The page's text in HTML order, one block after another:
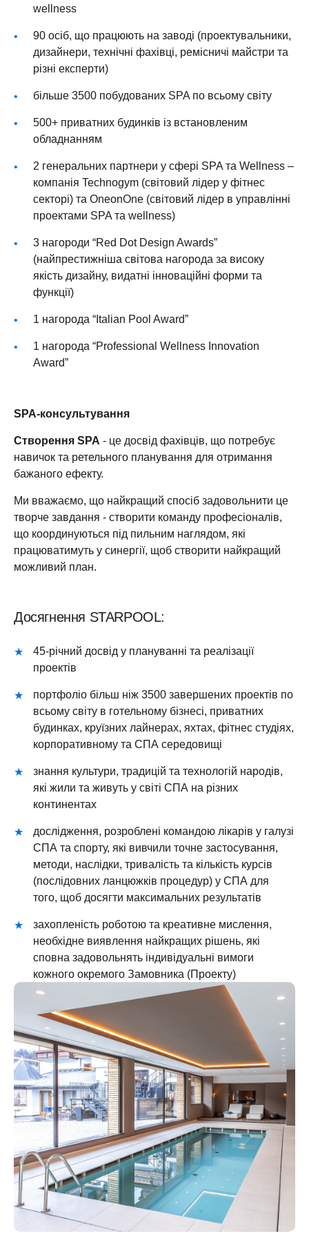
wellness
90 осіб, що працюють на заводі (проектувальники,
дизайнери, технічні фахівці, ремісничі майстри та
різні експерти)
більше 3500 побудованих SPA по всьому світу
500+ приватних будинків із встановленим
обладнанням
2 генеральних партнери у сфері SPA та Wellness –
компанія Technogym (світовий лідер у фітнес
секторі) та OneonOne (світовий лідер в управлінні
проектами SPA та wellness)
3 нагороди “Red Dot Design Awards”
(найпрестижніша світова нагорода за високу
якість дизайну, видатні інноваційні форми та
функції)
1 нагорода “Italian Pool Award”
1 нагорода “Professional Wellness Innovation
Award”
SPA-консультування
Створення SPA - це досвід фахівців, що потребує
навичок та ретельного планування для отримання
бажаного ефекту.
Ми вважаємо, що найкращий спосіб задовольнити це
творче завдання - створити команду професіоналів,
що координуються під пильним наглядом, які
працюватимуть у синергії, щоб створити найкращий
можливий план.
Досягнення STARPOOL:
45-річний досвід у плануванні та реалізації
проектів
портфоліо більш ніж 3500 завершених проектів по
всьому світу в готельному бізнесі, приватних
будинках, круїзних лайнерах, яхтах, фітнес студіях,
корпоративному та СПА середовищі
знання культури, традицій та технологій народів,
які жили та живуть у світі СПА на різних
континентах
дослідження, розроблені командою лікарів у галузі
СПА та спорту, які вивчили точне застосування,
методи, наслідки, тривалість та кількість курсів
(послідовних ланцюжків процедур) у СПА для
того, щоб досягти максимальних результатів
захопленість роботою та креативне мислення,
необхідне виявлення найкращих рішень, які
сповна задовольнять індивідуальні вимоги
кожного окремого Замовника (Проекту)